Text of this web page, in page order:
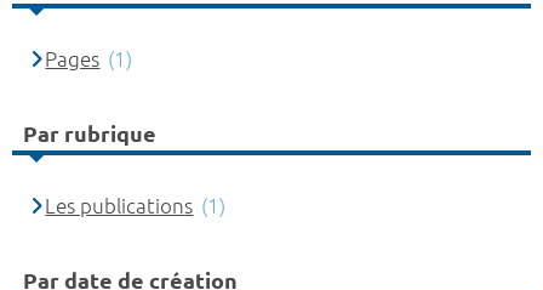
Pages (1)
Par rubrique
Les publications (1)
Par date de création